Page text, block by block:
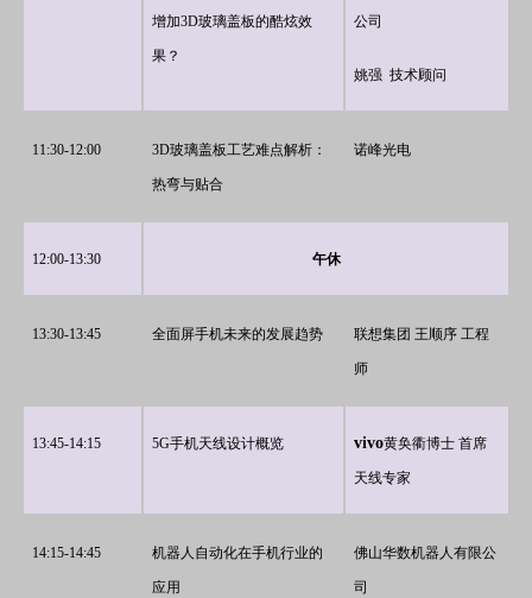
增加3D玻璃盖板的酷炫效
果？
公司
姚强 技术顾问
11:30-12:00 3D玻璃盖板工艺难点解析：
热弯与贴合
诺峰光电
12:00-13:30 午休
13:30-13:45 全面屏手机未来的发展趋势 联想集团 王顺序 工程
师
13:45-14:15 5G手机天线设计概览 vivo黄奂衢博士 首席
天线专家
14:15-14:45 机器人自动化在手机行业的
应用
佛山华数机器人有限公
司